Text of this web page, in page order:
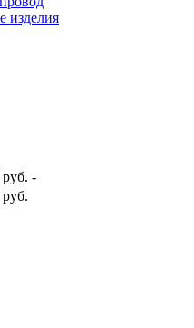
изделия
руб. -
руб.